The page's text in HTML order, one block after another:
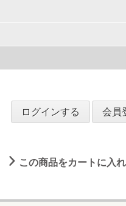
ログインする 会員
この商品をカートに入